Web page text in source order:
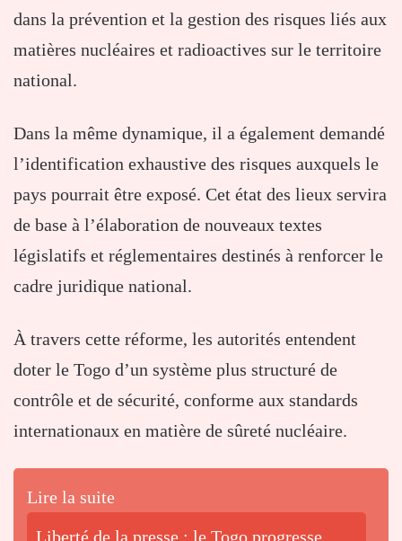
dans la prévention et la gestion des risques liés aux
matières nucléaires et radioactives sur le territoire
national.
Dans la même dynamique, il a également demandé
l’identification exhaustive des risques auxquels le
pays pourrait être exposé. Cet état des lieux servira
de base à l’élaboration de nouveaux textes
législatifs et réglementaires destinés à renforcer le
cadre juridique national.
À travers cette réforme, les autorités entendent
doter le Togo d’un système plus structuré de
contrôle et de sécurité, conforme aux standards
internationaux en matière de sûreté nucléaire.
Lire la suite
Liberté de la presse : le Togo progresse